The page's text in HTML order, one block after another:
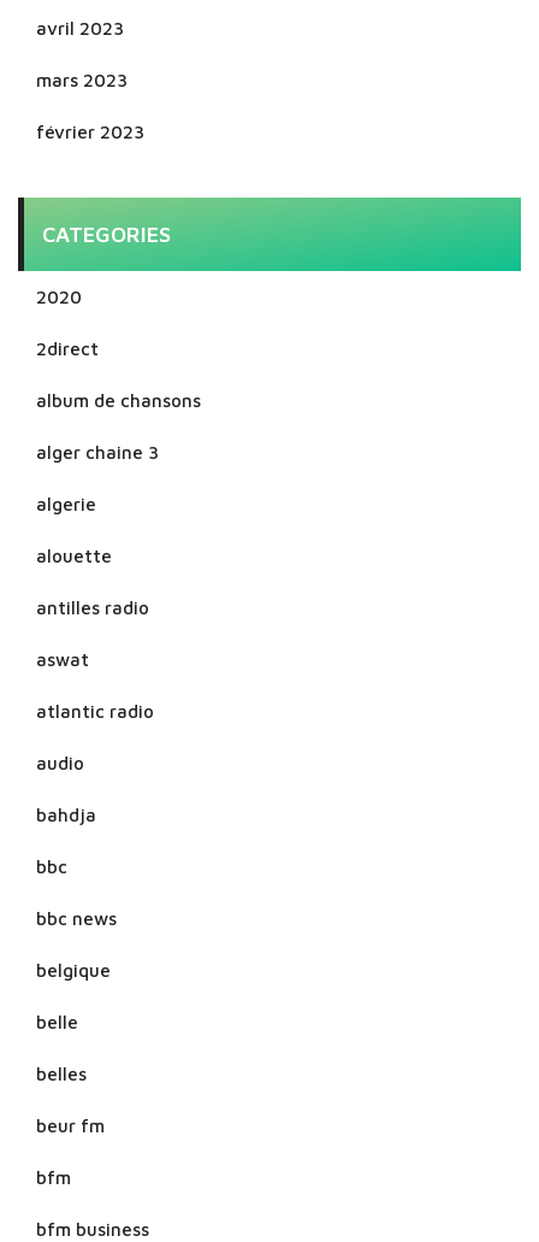
avril 2023
mars 2023
février 2023
CATEGORIES
2020
2direct
album de chansons
alger chaine 3
algerie
alouette
antilles radio
aswat
atlantic radio
audio
bahdja
bbc
bbc news
belgique
belle
belles
beur fm
bfm
bfm business